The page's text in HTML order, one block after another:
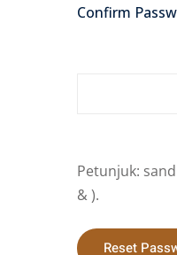
Confirm
Petunjuk:
& ).